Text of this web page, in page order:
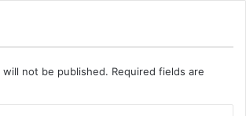
will not be published. Required fields are